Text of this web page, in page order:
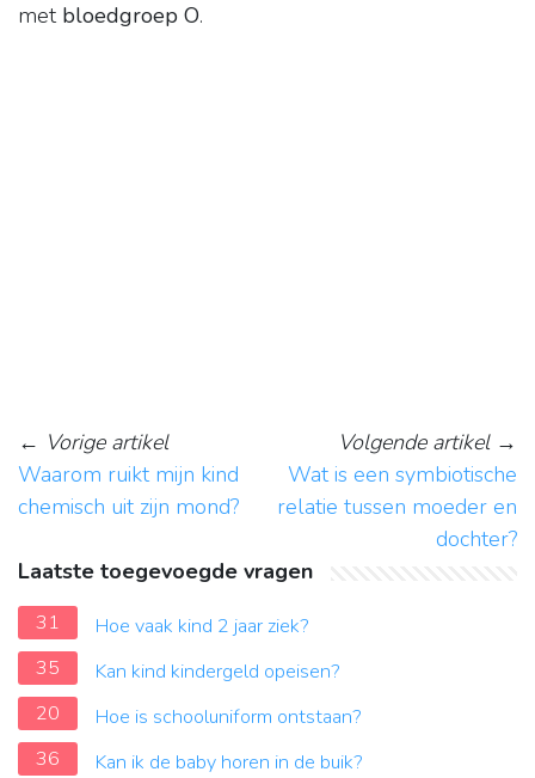
met bloedgroep O.
← Vorige artikel
Waarom ruikt mijn kind
chemisch uit zijn mond?
Volgende artikel→
Wat is een symbiotische
relatie tussen moeder en
dochter?
Laatste toegevoegde vragen
31
Hoe vaak kind 2 jaar ziek?
35
Kan kind kindergeld opeisen?
20
Hoe is schooluniform ontstaan?
36
Kan ik de baby horen in de buik?